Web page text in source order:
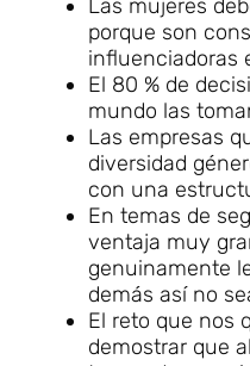
Las mujeres
porque son
influenciadoras
El 80 % de
mundo las
Las empresas
diversidad
con una
En temas de
ventaja muy
genuinamente
demás así no
El reto que nos
demostrar que